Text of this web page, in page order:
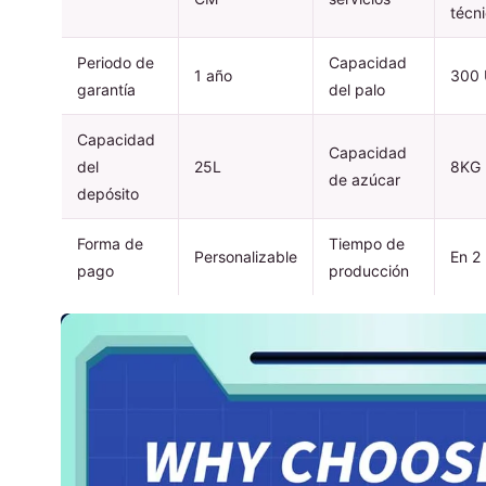
Periodo de
garantía
1 año
Capacidad
del palo
300
Capacidad
del
depósito
25L
Capacidad
de azúcar
8KG
Forma de
pago
Personalizable
Tiempo de
producción
En